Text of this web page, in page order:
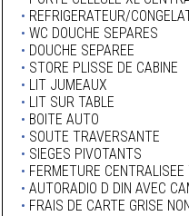
• REFRIGERATEUR/
• WC DOUCHE SEPARES
• DOUCHE SEPAREE
• STORE PLISSE DE CABINE
• LIT JUMEAUX
• LIT SUR TABLE
• BOITE AUTO
• SOUTE TRAVERSANTE
• SIEGES PIVOTANTS
• FERMETURE
• AUTORADIO D DIN AVEC
• FRAIS DE CARTE GRISE